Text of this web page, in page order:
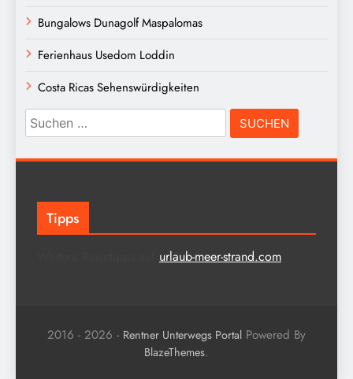
Bungalows Dunagolf Maspalomas
Ferienhaus Usedom Loddin
Costa Ricas Sehenswürdigkeiten
Suchen
nach:
Tipps
urlaub-meer-strand.com
2016 - 2026 - Rentner Unterwegs Portal Powered By
BlazeThemes.